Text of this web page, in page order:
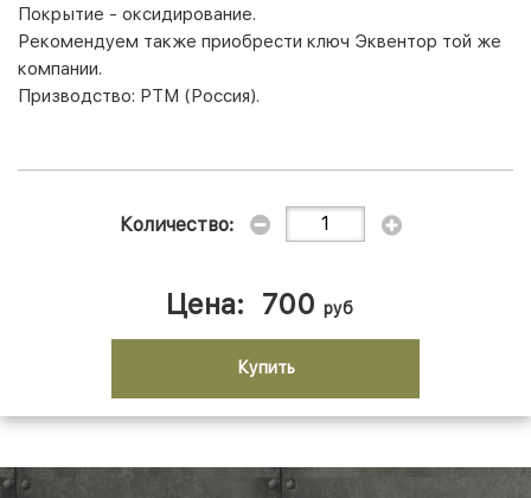
Покрытие - оксидирование.
Рекомендуем также приобрести ключ Эквентор той же
компании.
Призводство: РТМ (Россия).
Количество:
Цена: 700 руб
Купить